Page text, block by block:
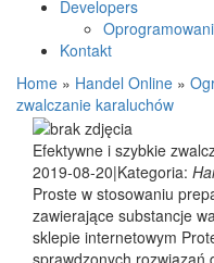
Developers
Kontakt
Home » Handel Online »
zwalczanie karaluchów
Efektywne i szybkie
2019-08-20|Kategoria:
Proste w stosowaniu
zawierające substancje
sklepie internetowym